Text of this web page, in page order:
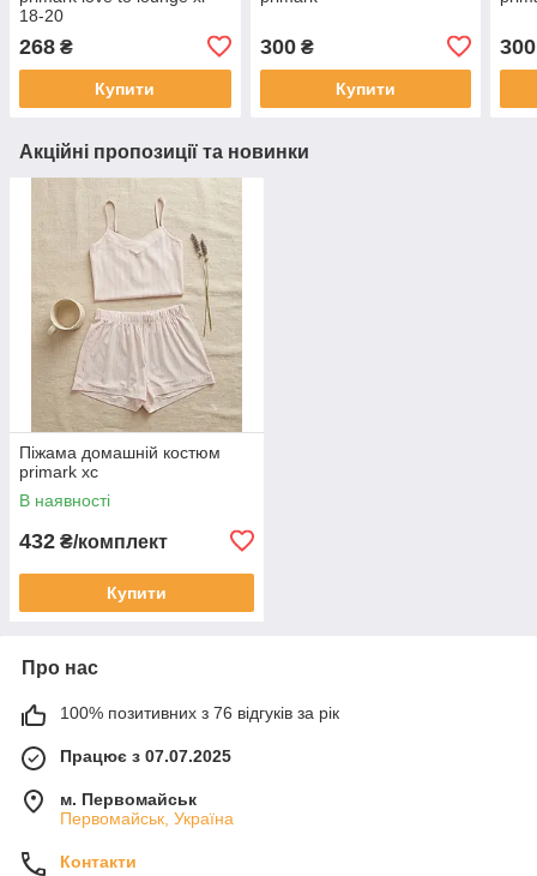
18-20
268 ₴
Купити
300₴
Купити
300
Акційні пропозиції та новинки
Піжама домашній костюм
primark хс
В наявності
432 ₴/комплект
Купити
Про нас
100% позитивних з 76 відгуків за рік
Працює з 07.07.2025
м. Первомайськ
Первомайськ, Україна
Контакти